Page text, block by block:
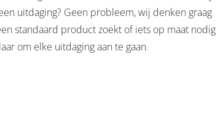
uitdaging? Geen probleem, wij denken graag
standaard product zoekt of iets op maat nodig
om elke uitdaging aan te gaan.